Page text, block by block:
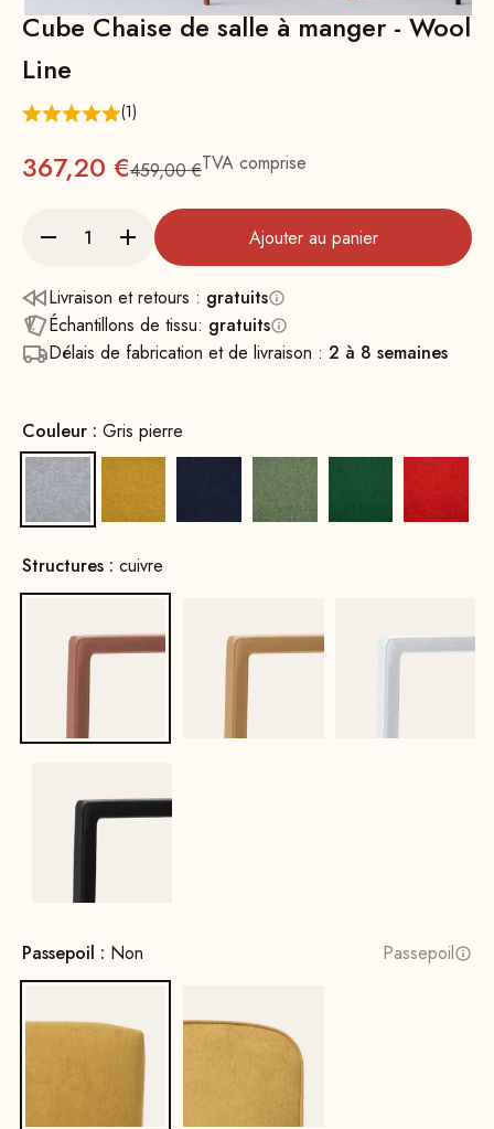
Cube Chaise de salle à manger - Wool
Line
(1)
Prix
367,20 €Prix normal
459,00 €TVA comprise
Ajouter au panier
Livraison et retours : gratuits
Échantillons de tissu: gratuits
Délais de fabrication et de livraison : 2 à 8 semaines
Couleur : Gris pierre
Gris pierre Bleu encreVert printanierVert feuilleRouge
Structures : cuivre
Passepoil : Non Passepoil
Oui